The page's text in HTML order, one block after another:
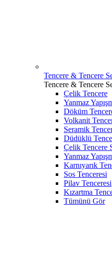
Tencere & Tencere
Tencere & Tencere
Çelik Tencere
Yanmaz
Döküm
Volkanit
Seramik
Düdüklü
Çelik Tencere
Yanmaz
Karnıyarık
Sos Tenceresi
Pilav Tenceresi
Kızartma
Tümünü Gör